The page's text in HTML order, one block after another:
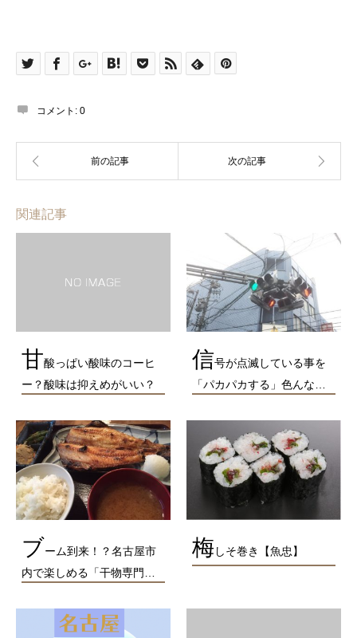
コメント: 0
関連記事
甘酸っぱい酸味のコーヒ
ー？酸味は抑えめがいい？
信号が点滅している事を
「パカパカする」色んな…
ブーム到来！？名古屋市
内で楽しめる「干物専門…
梅 しそ巻き【魚忠】